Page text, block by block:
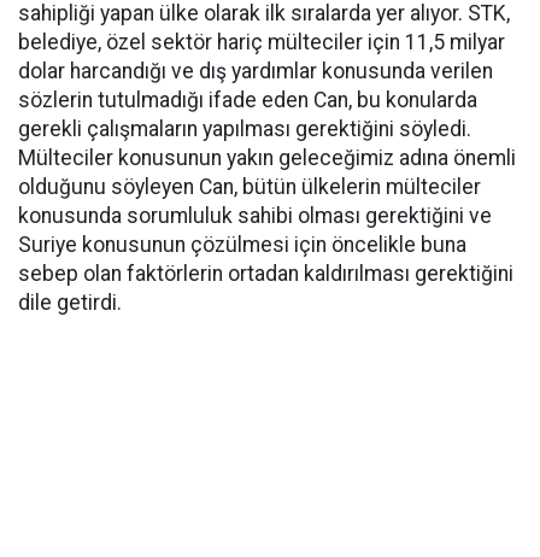
sahipliği yapan ülke olarak ilk sıralarda yer alıyor. STK,
belediye, özel sektör hariç mülteciler için 11,5 milyar
dolar harcandığı ve dış yardımlar konusunda verilen
sözlerin tutulmadığı ifade eden Can, bu konularda
gerekli çalışmaların yapılması gerektiğini söyledi.
Mülteciler konusunun yakın geleceğimiz adına önemli
olduğunu söyleyen Can, bütün ülkelerin mülteciler
konusunda sorumluluk sahibi olması gerektiğini ve
Suriye konusunun çözülmesi için öncelikle buna
sebep olan faktörlerin ortadan kaldırılması gerektiğini
dile getirdi.